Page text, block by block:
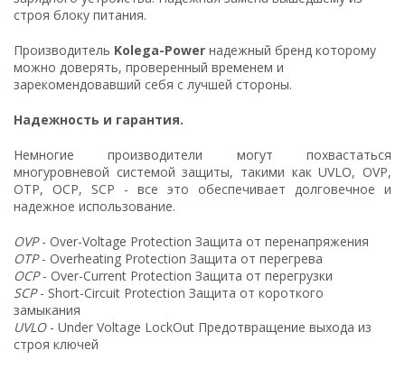
строя блоку питания.
Производитель Kolega-Power надежный бренд которому
можно доверять, проверенный временем и
зарекомендовавший себя с лучшей стороны.
Надежность и гарантия.
Немногие производители могут похвастаться
многуровневой системой защиты, такими как UVLO, OVP,
OTP, OCP, SCP - все это обеспечивает долговечное и
надежное использование.
OVP- Over-Voltage Protection Защита от перенапряжения
OTP- Overheating Protection Защита от перегрева
OCP- Over-Current Protection Защита от перегрузки
SCP- Short-Circuit Protection Защита от короткого
замыкания
UVLO- Under Voltage LockOut Предотвращение выхода из
строя ключей